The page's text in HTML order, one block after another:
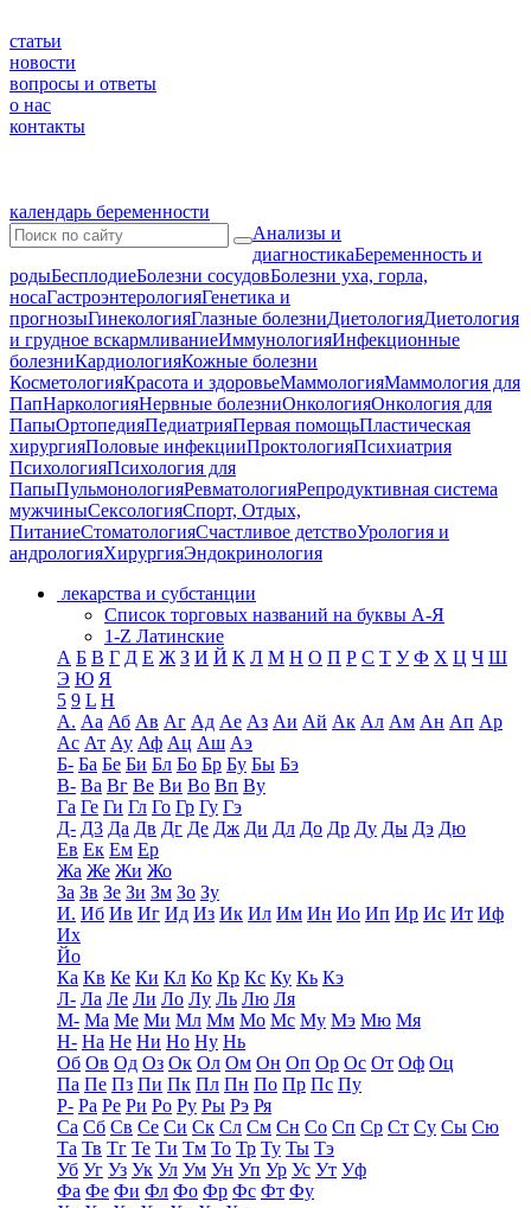
статьи
новости
вопросы и ответы
о нас
контакты
календарь беременности
Анализы и
диагностикаБеременность и
родыБесплодиеБолезни сосудовБолезни уха, горла,
носаГастроэнтерологияГенетика и
прогнозыГинекологияГлазные болезниДиетологияДиетология
и грудное вскармливаниеИммунологияИнфекционные
болезниКардиологияКожные болезни
КосметологияКрасота и здоровьеМаммологияМаммология для
ПапНаркологияНервные болезниОнкологияОнкология для
ПапыОртопедияПедиатрияПервая помощьПластическая
хирургияПоловые инфекцииПроктологияПсихиатрия
ПсихологияПсихология для
ПапыПульмонологияРевматологияРепродуктивная система
мужчиныСексологияСпорт, Отдых,
ПитаниеСтоматологияСчастливое детствоУрология и
андрологияХирургияЭндокринология
лекарства и субстанции
Список торговых названий на буквы А-Я
1-Z Латинские
А Б В Г Д Е Ж З И Й К Л М Н О П Р С Т У Ф Х Ц Ч Ш
Э Ю Я
5 9 L H
А. Аа Аб Ав Аг Ад Ае Аз Аи Ай Ак Ал Ам Ан Ап Ар
Ас Ат Ау Аф Ац Аш Аэ
Б- Ба Бе Би Бл Бо Бр Бу Бы Бэ
В- Ва Вг Ве Ви Во Вп Ву
Га Ге Ги Гл Го Гр Гу Гэ
Д- Д3 Да Дв Дг Де Дж Ди Дл До Др Ду Ды Дэ Дю
Ев Ек Ем Ер
Жа Же Жи Жо
За Зв Зе Зи Зм Зо Зу
И. Иб Ив Иг Ид Из Ик Ил Им Ин Ио Ип Ир Ис Ит Иф
Их
Йо
Ка Кв Ке Ки Кл Ко Кр Кс Ку Кь Кэ
Л- Ла Ле Ли Ло Лу Ль Лю Ля
М- Ма Ме Ми Мл Мм Мо Мс Му Мэ Мю Мя
Н- На Не Ни Но Ну Нь
Об Ов Од Оз Ок Ол Ом Он Оп Ор Ос От Оф Оц
Па Пе Пз Пи Пк Пл Пн По Пр Пс Пу
Р- Ра Ре Ри Ро Ру Ры Рэ Ря
Са Сб Св Се Си Ск Сл См Сн Со Сп Ср Ст Су Сы Сю
Та Тв Тг Те Ти Тм То Тр Ту Ты Тэ
Уб Уг Уз Ук Ул Ум Ун Уп Ур Ус Ут Уф
Фа Фе Фи Фл Фо Фр Фс Фт Фу